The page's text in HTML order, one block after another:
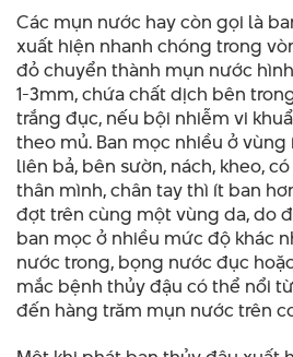
Các mụn nước hay còn gọi là
xuất hiện nhanh chóng trong
đỏ chuyển thành mụn nước
1-3mm, chứa chất dịch bên
trắng đục, nếu bội nhiễm vi
theo mủ. Ban mọc nhiều ở
liên bả, bên sườn, nách, kheo,
thân mình, chân tay thì ít ban
đợt trên cùng một vùng da, do
ban mọc ở nhiều mức độ khác
nước trong, bọng nước đục
mắc bệnh thủy đậu có thể nổi
đến hàng trăm mụn nước trên